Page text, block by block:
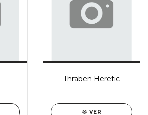
Thraben Heretic
VER